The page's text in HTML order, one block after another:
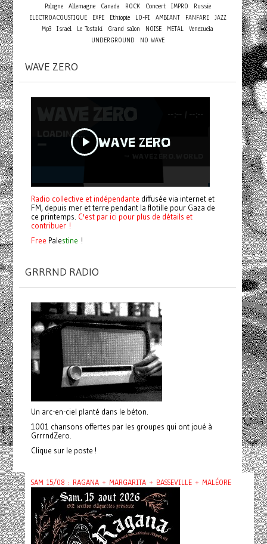
Pologne
Allemagne Canada ROCK Concert IMPRO
Russie
ELECTROACOUSTIQUE
EXPE Ethiopie LO-FI AMBIANT FANFARE
JAZZ
Mp3 Israel Le Tostaki Grand salon NOISE METAL Venezuela
UNDERGROUND
NO WAVE
WAVE ZERO
Radio collective et indépendante diffusée via internet et
FM, depuis mer et terre pendant la flotille pour Gaza de
ce printemps. C'est par ici pour plus de détails et
contribuer !
Free Palestine !
GRRRND RADIO
Un arc-en-ciel planté dans le béton.
1001 chansons offertes par les groupes qui ont joué à
GrrrndZero.
Clique sur le poste !
SAM 15/08 : RAGANA + MARGARITA + BASSEVILLE + MALÉORE